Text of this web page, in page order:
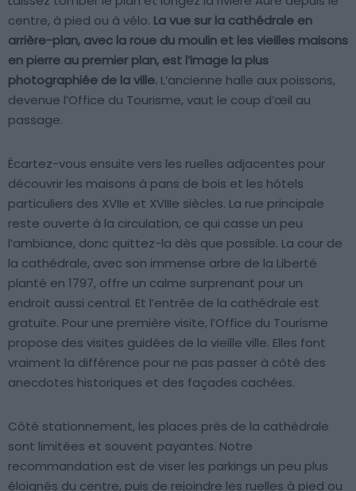
centre, à pied ou à vélo. La vue sur la cathédrale en
arrière-plan, avec la roue du moulin et les vieilles maisons
en pierre au premier plan, est l’image la plus
photographiée de la ville. L’ancienne halle aux poissons,
devenue l’Office du Tourisme, vaut le coup d’œil au
passage.
Écartez-vous ensuite vers les ruelles adjacentes pour
découvrir les maisons à pans de bois et les hôtels
particuliers des XVIIe et XVIIIe siècles. La rue principale
reste ouverte à la circulation, ce qui casse un peu
l’ambiance, donc quittez-la dès que possible. La cour de
la cathédrale, avec son immense arbre de la Liberté
planté en 1797, offre un calme surprenant pour un
endroit aussi central. Et l’entrée de la cathédrale est
gratuite. Pour une première visite, l’Office du Tourisme
propose des visites guidées de la vieille ville. Elles font
vraiment la différence pour ne pas passer à côté des
anecdotes historiques et des façades cachées.
Côté stationnement, les places près de la cathédrale
sont limitées et souvent payantes. Notre
recommandation est de viser les parkings un peu plus
éloignés du centre, puis de rejoindre les ruelles à pied ou